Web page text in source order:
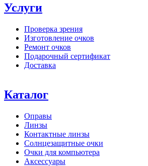
Услуги
Проверка зрения
Изготовление очков
Ремонт очков
Подарочный сертификат
Доставка
Каталог
Оправы
Линзы
Контактные линзы
Солнцезащитные очки
Очки для компьютера
Аксессуары